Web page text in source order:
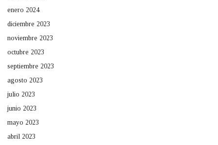
enero 2024
diciembre 2023
noviembre 2023
octubre 2023
septiembre 2023
agosto 2023
julio 2023
junio 2023
mayo 2023
abril 2023